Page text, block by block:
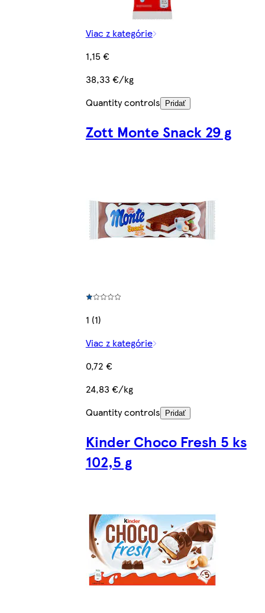
Viac z kategórie
1,15 €
38,33 €/kg
Quantity controls
Pridať
Zott Monte Snack 29 g
1 (1)
Viac z kategórie
0,72 €
24,83 €/kg
Quantity controls
Pridať
Kinder Choco Fresh 5 ks
102,5 g